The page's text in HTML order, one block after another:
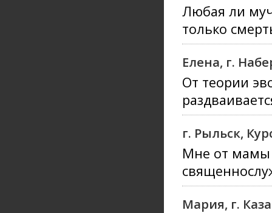
Любая ли
только
Елена, г.
От теории
г. Рыльск,
Мне от мамы
Мария, г.